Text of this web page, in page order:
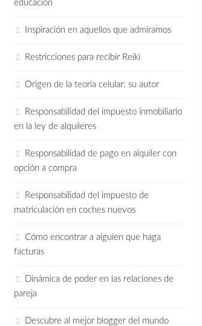
educación
Inspiración en aquellos que admiramos
Restricciones para recibir Reiki
Origen de la teoría celular: su autor
Responsabilidad del impuesto inmobiliario
en la ley de alquileres
Responsabilidad de pago en alquiler con
opción a compra
Responsabilidad del impuesto de
matriculación en coches nuevos
Cómo encontrar a alguien que haga
facturas
Dinámica de poder en las relaciones de
pareja
Descubre al mejor blogger del mundo